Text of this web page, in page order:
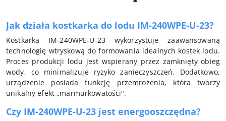
Jak działa kostkarka do lodu IM-240WPE-U-23?
Kostkarka IM-240WPE-U-23 wykorzystuje zaawansowaną
technologię wtryskową do formowania idealnych kostek lodu.
Proces produkcji lodu jest wspierany przez zamknięty obieg
wody, co minimalizuje ryzyko zanieczyszczeń. Dodatkowo,
urządzenie posiada funkcję przemrożenia, która tworzy
unikalny efekt „marmurkowatości".
Czy IM-240WPE-U-23 jest energooszczędna?